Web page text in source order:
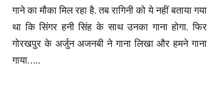
गाने का मौका मिल रहा है. तब रागिनी को ये नहीं बताया गया
था कि सिंगर हनी सिंह के साथ उनका गाना होगा. फिर
गोरखपुर के अर्जुन अजनबी ने गाना लिखा और हमने गाना
गाया…..